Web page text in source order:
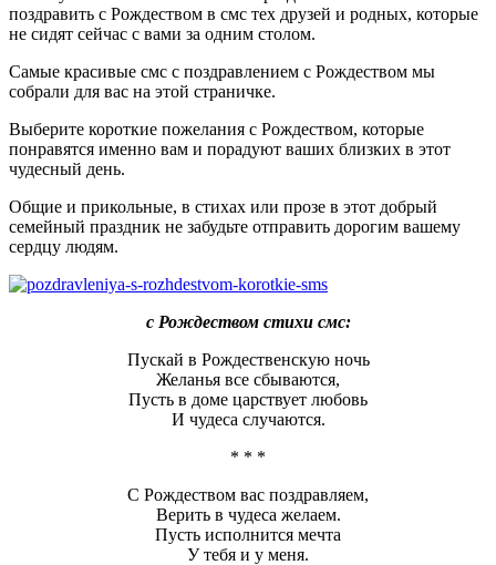
поздравить с Рождеством в смс тех друзей и родных, которые
не сидят сейчас с вами за одним столом.
Самые красивые смс с поздравлением с Рождеством мы
собрали для вас на этой страничке.
Выберите короткие пожелания с Рождеством, которые
понравятся именно вам и порадуют ваших близких в этот
чудесный день.
Общие и прикольные, в стихах или прозе в этот добрый
семейный праздник не забудьте отправить дорогим вашему
сердцу людям.
с Рождеством стихи смс:
Пускай в Рождественскую ночь
Желанья все сбываются,
Пусть в доме царствует любовь
И чудеса случаются.
* * *
С Рождеством вас поздравляем,
Верить в чудеса желаем.
Пусть исполнится мечта
У тебя и у меня.